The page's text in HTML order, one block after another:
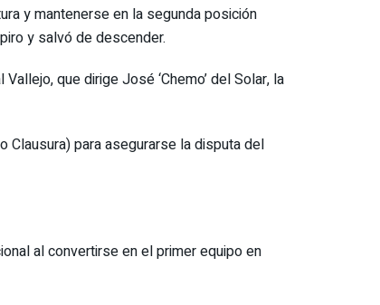
y mantenerse en la segunda posición
y salvó de descender.
que dirige José ‘Chemo’ del Solar, la
para asegurarse la disputa del
al convertirse en el primer equipo en